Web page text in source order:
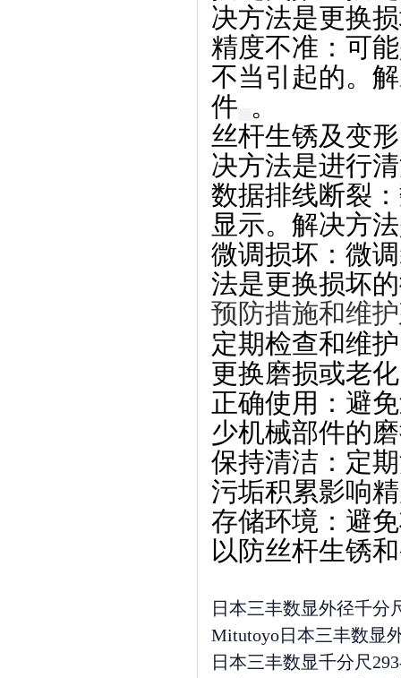
决方法是更换
精度不准 ：可
不当引起的。
件‌ 。
丝杆生锈及变形
决方法是进行
数据排线断裂
显示。解决方
微调损坏 ：微
法是更换损坏
预防措施和维
定期检查和维护
更换磨损或老
正确使用 ：避
少机械部件的
保持清洁 ：定
污垢积累影响
存储环境 ：避
以防丝杆生锈
日本三丰数显外径千分
Mitutoyo日本三丰数显
日本三丰数显千分尺